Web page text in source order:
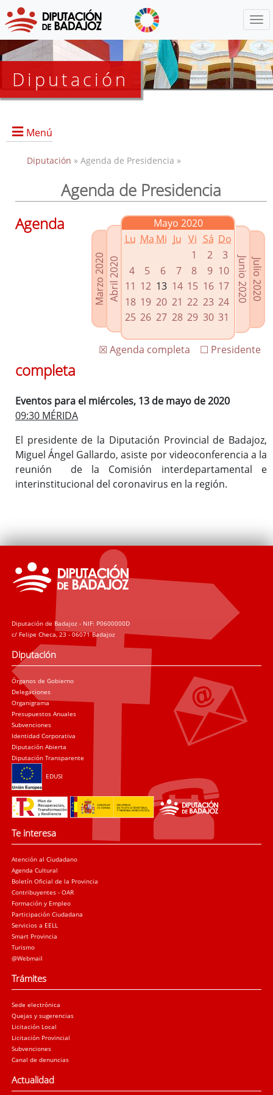
Diputación
Menú
Presidencia
Grupos Políticos
Enlaces relacionados
Agenda de Presidencia
Plenos provinciales y Juntas de gobierno
Oficina de Proyectos Europeos
Diputación » Agenda de Presidencia »
Agenda de Presidencia
Marzo 2020Abril 2020
Mayo 2020
Lu Ma Mi Ju Vi Sá Do
1
2
3
4
5 6 7 8 9 10
11 12 13 14 15 16 17
18 19 20 21 22 23 24
25 26 27 28 29 30 31
Julio 2020
Junio 2020
☐ Presidente
☒ Agenda completa
Agenda
completa
Eventos para el miércoles, 13 de mayo de 2020
09:30 MÉRIDA
El presidente de la Diputación Provincial de Badajoz,
Miguel Ángel Gallardo, asiste por videoconferencia a la
reunión de la Comisión interdepartamental e
interinstitucional del coronavirus en la región.
Diputación de Badajoz - NIF: P0600000D
c/ Felipe Checa, 23 - 06071 Badajoz
Diputación
Órganos de Gobierno
Delegaciones
Organigrama
Presupuestos Anuales
Subvenciones
Identidad Corporativa
Diputación Abierta
Diputación Transparente
EDUSI
Te interesa
Atención al Ciudadano
Agenda Cultural
Boletín Oficial de la Provincia
Contribuyentes - OAR
Formación y Empleo
Participación Ciudadana
Servicios a EELL
Smart Provincia
Turismo
@Webmail
Trámites
Sede electrónica
Quejas y sugerencias
Licitación Local
Licitación Provincial
Subvenciones
Canal de denuncias
Actualidad